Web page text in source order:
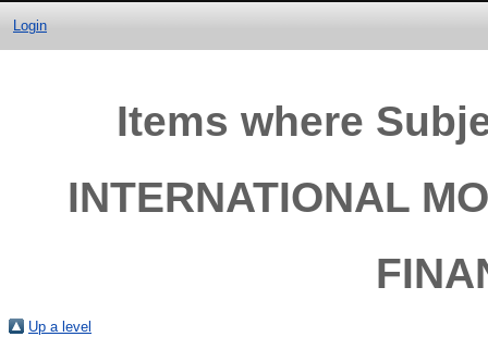
Login
Items where
INTERNATIONAL
Up a level